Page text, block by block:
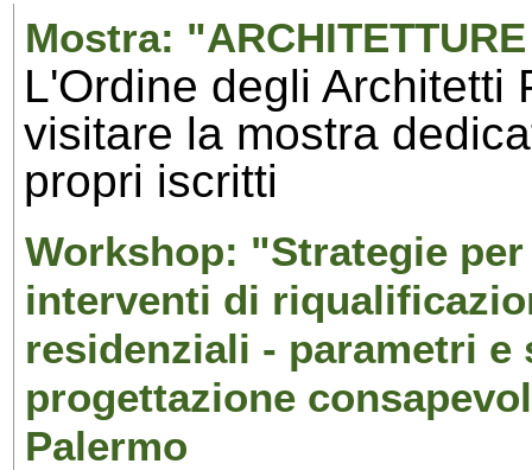
Mostra:
L'Ordine degli Architetti
visitare la mostra
propri iscritti
Workshop: "Strategie
interventi di
residenziali - parametri
progettazione
Palermo